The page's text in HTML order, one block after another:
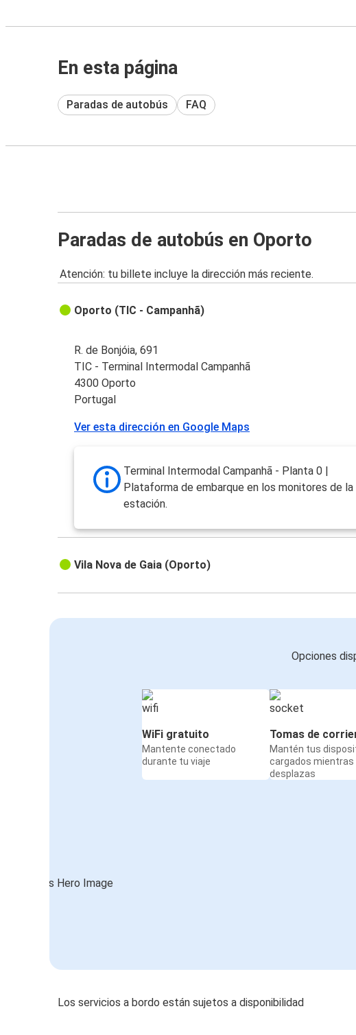
En esta página
Paradas de autobús FAQ
Paradas de autobús en Oporto
Atención: tu billete incluye la dirección más reciente.
Oporto (TIC - Campanhã)
R. de Bonjóia, 691
TIC - Terminal Intermodal Campanhã
4300 Oporto
Portugal
Ver esta dirección en Google Maps
Terminal Intermodal Campanhã - Planta 0 |
Plataforma de embarque en los monitores de la
estación.
Vila Nova de Gaia (Oporto)
Opciones
WiFi gratuito
Mantente conectado
durante tu viaje
Tomas de
Mantén tus
cargados mientras
desplazas
Los servicios a bordo están sujetos a disponibilidad